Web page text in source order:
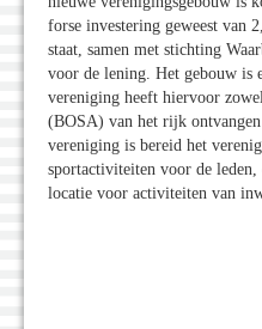
forse investering geweest van
staat, samen met stichting
voor de lening. Het gebouw is
vereniging heeft hiervoor
(BOSA) van het rijk ontvangen
vereniging is bereid het
sportactiviteiten voor de leden,
locatie voor activiteiten van